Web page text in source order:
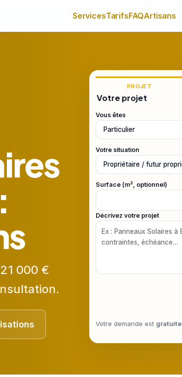
ServicesTarifsFAQArtisans
000 €
PROJET
Votre projet
Vous êtes
Votre situation
Surface (m², optionnel)
Décrivez votre projet
Votre demande est gratuite